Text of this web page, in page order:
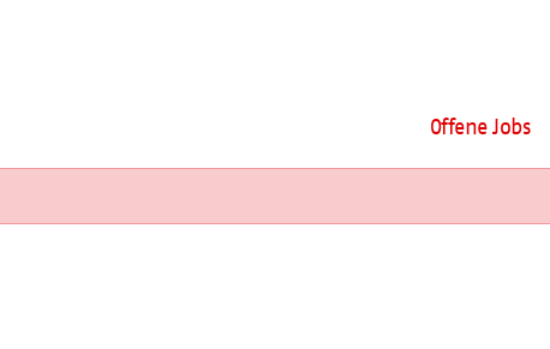
Offene Jobs